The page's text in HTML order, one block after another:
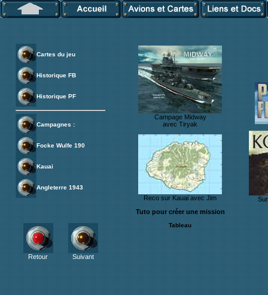
Cartes du jeu
Historique FB
Historique PF
Campagnes :
Focke Wulfe 190
Kauai
Angleterre 1943
Retour Suivant
Campage Midway
avec Tiryak
Reco sur Kauai avec Jim
Tuto pour créer une mission
Tableau